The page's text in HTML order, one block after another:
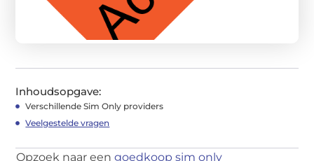
Inhoudsopgave:
Verschillende Sim Only providers
Veelgestelde vragen
Opzoek naar eengoedkoop sim only